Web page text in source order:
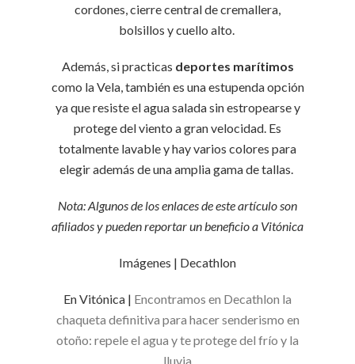
cordones, cierre central de cremallera,
bolsillos y cuello alto.
Además, si practicas deportes marítimos
como la Vela, también es una estupenda opción
ya que resiste el agua salada sin estropearse y
protege del viento a gran velocidad. Es
totalmente lavable y hay varios colores para
elegir además de una amplia gama de tallas.
Nota: Algunos de los enlaces de este artículo son
afiliados y pueden reportar un beneficio a Vitónica
Imágenes | Decathlon
En Vitónica | Encontramos en Decathlon la
chaqueta definitiva para hacer senderismo en
otoño: repele el agua y te protege del frío y la
lluvia